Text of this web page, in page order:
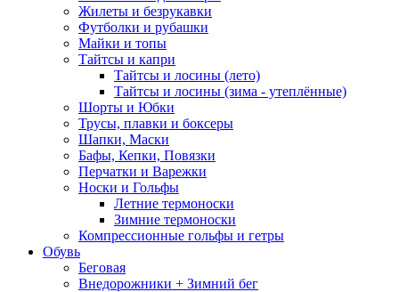
Жилеты и безрукавки
Футболки и рубашки
Майки и топы
Тайтсы и капри
Тайтсы и лосины (лето)
Тайтсы и лосины (зима - утеплённые)
Шорты и Юбки
Трусы, плавки и боксеры
Шапки, Маски
Бафы, Кепки, Повязки
Перчатки и Варежки
Носки и Гольфы
Летние термоноски
Зимние термоноски
Компрессионные гольфы и гетры
Обувь
Беговая
Внедорожники + Зимний бег